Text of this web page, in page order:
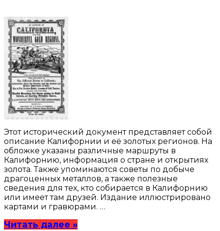
Этот исторический документ представляет собой
описание Калифорнии и её золотых регионов. На
обложке указаны различные маршруты в
Калифорнию, информация о стране и открытиях
золота. Также упоминаются советы по добыче
драгоценных металлов, а также полезные
сведения для тех, кто собирается в Калифорнию
или имеет там друзей. Издание иллюстрировано
картами и гравюрами. …
Читать далее »